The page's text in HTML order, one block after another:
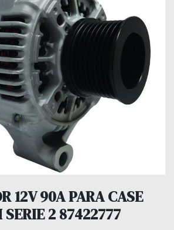
12V 90A PARA CASE
2 87422777